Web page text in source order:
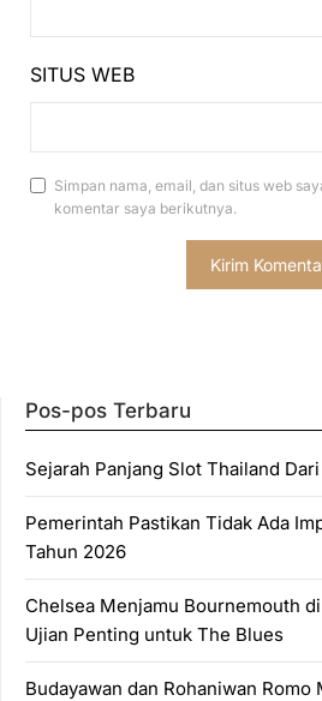
SITUS WEB
Simpan nama, email, dan situs web
komentar saya berikutnya.
Pos-pos Terbaru
Sejarah Panjang Slot Thailand
Pemerintah Pastikan Tidak Ada
Tahun 2026
Chelsea Menjamu Bournemouth
Ujian Penting untuk The Blues
Budayawan dan Rohaniwan